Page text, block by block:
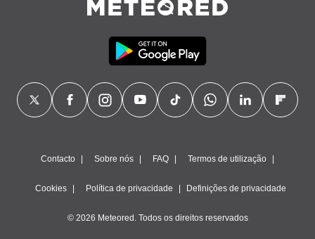
Contacto Sobre nós FAQ Termos de utilização
Cookies Política de privacidade Definições de privacidade
© 2026 Meteored. Todos os direitos reservados